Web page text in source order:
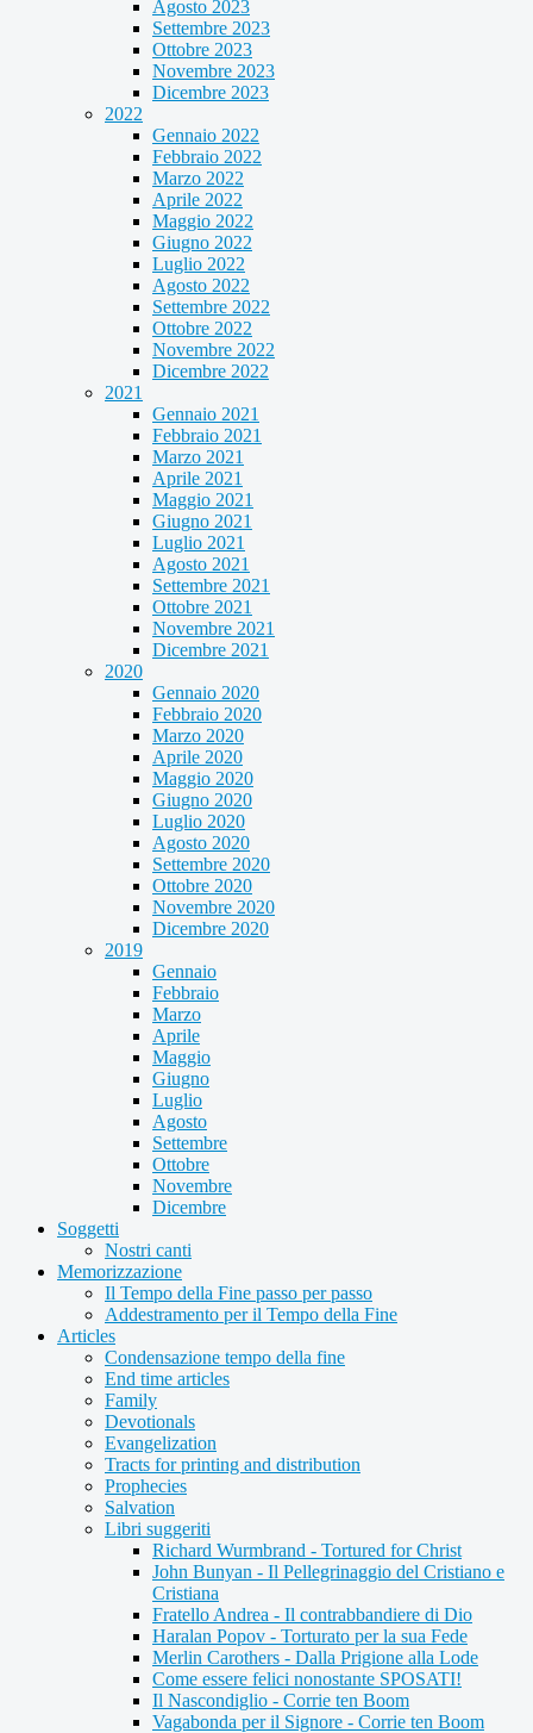
Agosto 2023
Settembre 2023
Ottobre 2023
Novembre 2023
Dicembre 2023
2022
Gennaio 2022
Febbraio 2022
Marzo 2022
Aprile 2022
Maggio 2022
Giugno 2022
Luglio 2022
Agosto 2022
Settembre 2022
Ottobre 2022
Novembre 2022
Dicembre 2022
2021
Gennaio 2021
Febbraio 2021
Marzo 2021
Aprile 2021
Maggio 2021
Giugno 2021
Luglio 2021
Agosto 2021
Settembre 2021
Ottobre 2021
Novembre 2021
Dicembre 2021
2020
Gennaio 2020
Febbraio 2020
Marzo 2020
Aprile 2020
Maggio 2020
Giugno 2020
Luglio 2020
Agosto 2020
Settembre 2020
Ottobre 2020
Novembre 2020
Dicembre 2020
2019
Gennaio
Febbraio
Marzo
Aprile
Maggio
Giugno
Luglio
Agosto
Settembre
Ottobre
Novembre
Dicembre
Soggetti
Nostri canti
Memorizzazione
Il Tempo della Fine passo per passo
Addestramento per il Tempo della Fine
Articles
Condensazione tempo della fine
End time articles
Family
Devotionals
Evangelization
Tracts for printing and distribution
Prophecies
Salvation
Libri suggeriti
Richard Wurmbrand - Tortured for Christ
John Bunyan - Il Pellegrinaggio del Cristiano e
Cristiana
Fratello Andrea - Il contrabbandiere di Dio
Haralan Popov - Torturato per la sua Fede
Merlin Carothers - Dalla Prigione alla Lode
Come essere felici nonostante SPOSATI!
Il Nascondiglio - Corrie ten Boom
Vagabonda per il Signore - Corrie ten Boom